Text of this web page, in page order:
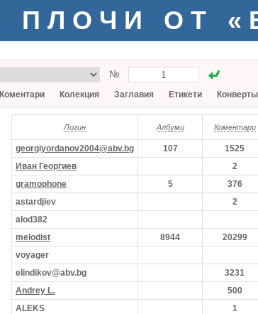
ПЛОЧИ ОТ
№
Коментари Колекция Заглавия Етикети Конверты
Логин Албуми Коментари
georgiyordanov2004@abv.bg 107 1525
Иван Георгиев 2
gramophone 5 376
astardjiev 2
alod382
melodist 8944 20299
voyager
elindikov@abv.bg 3231
Andrey L. 500
ALEKS 1